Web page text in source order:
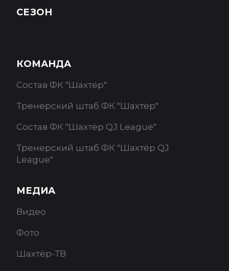
СЕЗОН
КОМАНДА
Состав ФК "Шахтёр"
Тренерский штаб ФК "Шахтёр"
Состав ФК "Шахтёр QJ League"
Тренерский штаб ФК "Шахтёр QJ
League"
МЕДИА
Видео
Фото
Шахтёр-ТВ